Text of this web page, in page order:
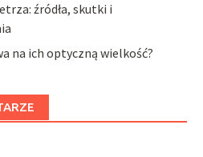
źródła, skutki i
na ich optyczną wielkość?